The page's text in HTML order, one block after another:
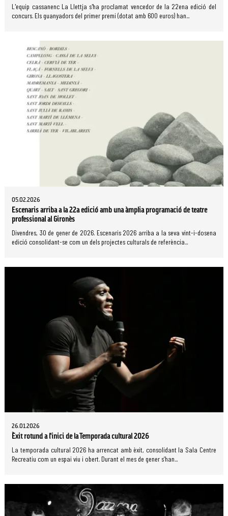
L'equip cassanenc La Llettja s'ha proclamat vencedor de la 22ena edició del
concurs. Els guanyadors del primer premi (dotat amb 600 euros) han...
05.02.2026
Escenaris arriba a la 22a edició amb una àmplia programació de teatre
professional al Gironès
Divendres, 30 de gener de 2026. Escenaris 2026 arriba a la seva vint-i-dosena
edició consolidant-se com un dels projectes culturals de referència...
26.01.2026
Èxit rotund a l'inici de la Temporada cultural 2026
La temporada cultural 2026 ha arrencat amb èxit, consolidant la Sala Centre
Recreatiu com un espai viu i obert. Durant el mes de gener s’han...